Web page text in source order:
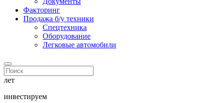
Факторинг
Продажа б/у техники
Спецтехника
Оборудование
Легковые автомобили
лет
инвестируем